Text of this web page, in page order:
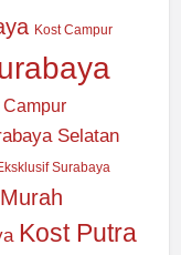
Kost Campur
Campur
Selatan
Surabaya
Kost Putra